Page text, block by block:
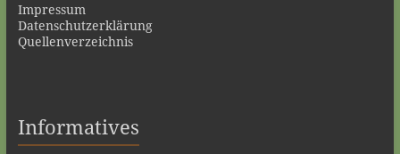
Impressum
Datenschutzerklärung
Quellenverzeichnis
Informatives